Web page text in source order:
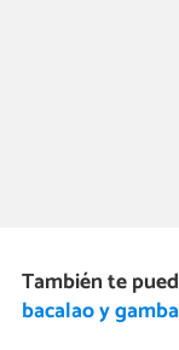
También te
bacalao y